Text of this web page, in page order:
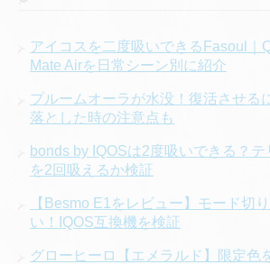
アイコスを二度吸いできるFasoul｜
Mate Airを日常シーン別に紹介
プルームオーラが水没！復活させる
落とした時の注意点も
bonds by IQOSは2度吸いできる？
を2回吸えるか検証
【Besmo E1をレビュー】モード切
い！IQOS互換機を検証
グローヒーロ【エメラルド】限定色